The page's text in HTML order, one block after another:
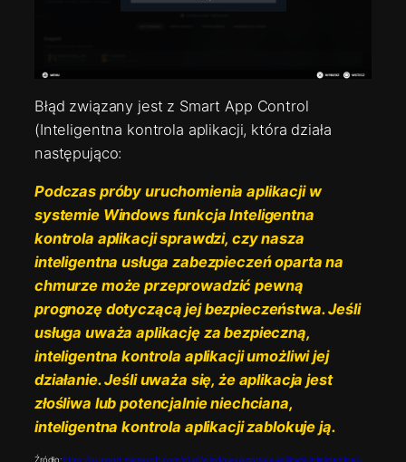
Błąd związany jest z Smart App Control
(Inteligentna kontrola aplikacji, która działa
następująco:
Podczas próby uruchomienia aplikacji w
systemie Windows funkcja Inteligentna
kontrola aplikacji sprawdzi, czy nasza
inteligentna usługa zabezpieczeń oparta na
chmurze może przeprowadzić pewną
prognozę dotyczącą jej bezpieczeństwa. Jeśli
usługa uważa aplikację za bezpieczną,
inteligentna kontrola aplikacji umożliwi jej
działanie. Jeśli uważa się, że aplikacja jest
złośliwa lub potencjalnie niechciana,
inteligentna kontrola aplikacji zablokuje ją.
Źródło:https://support.microsoft.com/pl-pl/windows/kontrola-aplikacji-inteligentnej-